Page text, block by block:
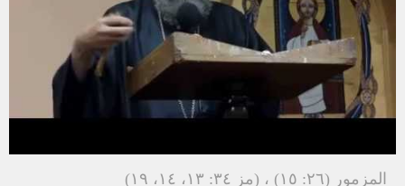
المزمور (٢٦: ١٥) ، (مز ٣٤: ١٣، ١٤، ۱۹)